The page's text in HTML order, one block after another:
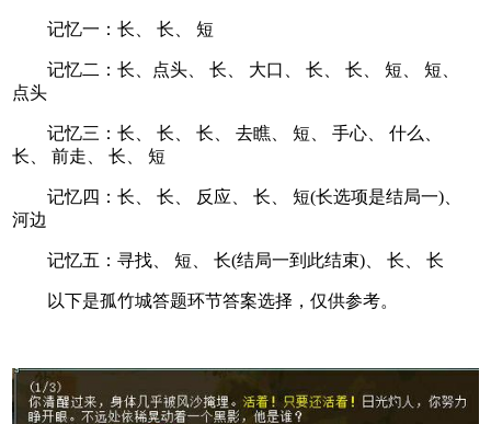
记忆一：长、 长、 短
记忆二：长、点头、 长、 大口、 长、 长、 短、 短、
点头
记忆三：长、 长、 长、 去瞧、 短、 手心、 什么、
长、 前走、 长、 短
记忆四：长、 长、 反应、 长、 短(长选项是结局一)、
河边
记忆五：寻找、 短、 长(结局一到此结束)、 长、 长
以下是孤竹城答题环节答案选择，仅供参考。